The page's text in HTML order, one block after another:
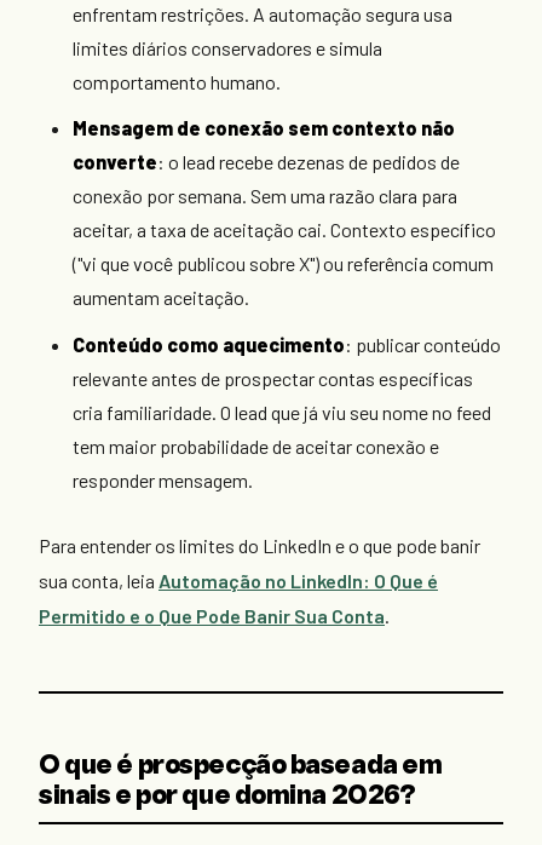
enfrentam restrições. A automação segura usa
limites diários conservadores e simula
comportamento humano.
Mensagem de conexão sem contexto não
converte: o lead recebe dezenas de pedidos de
conexão por semana. Sem uma razão clara para
aceitar, a taxa de aceitação cai. Contexto específico
("vi que você publicou sobre X") ou referência comum
aumentam aceitação.
Conteúdo como aquecimento: publicar conteúdo
relevante antes de prospectar contas específicas
cria familiaridade. O lead que já viu seu nome no feed
tem maior probabilidade de aceitar conexão e
responder mensagem.
Para entender os limites do LinkedIn e o que pode banir
sua conta, leia Automação no LinkedIn: O Que é
Permitido e o Que Pode Banir Sua Conta.
O que é prospecção baseada em
sinais e por que domina 2026?